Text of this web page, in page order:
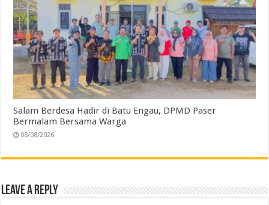
Salam Berdesa Hadir di Batu Engau, DPMD Paser
Bermalam Bersama Warga
08/08/2026
Leave a Reply